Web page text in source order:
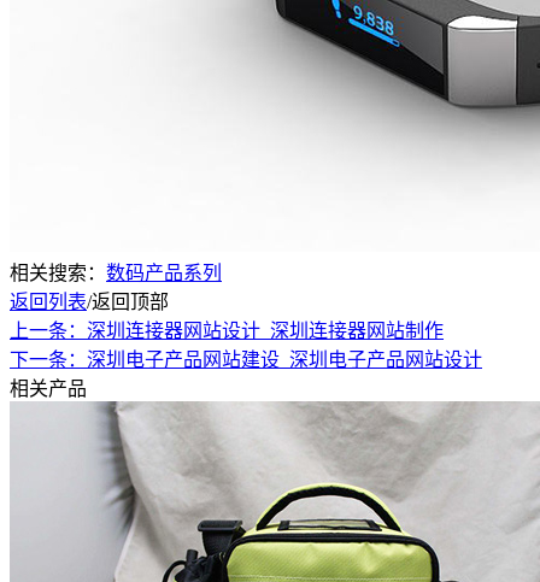
相关搜索： 数码产品系列
返回列表/返回顶部
上一条：深圳连接器网站设计_深圳连接器网站制作
下一条：深圳电子产品网站建设_深圳电子产品网站设计
相关产品